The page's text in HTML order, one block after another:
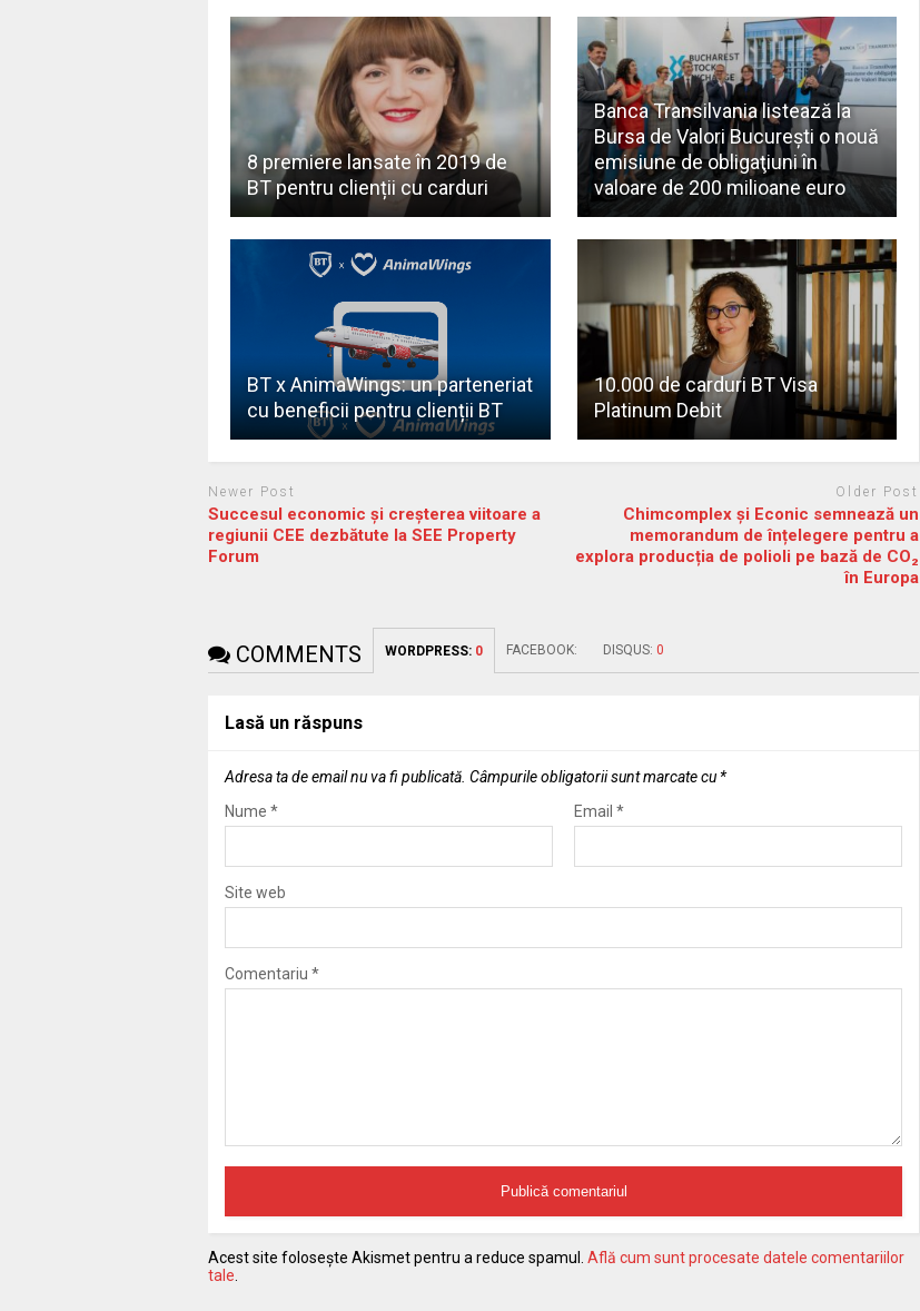
8 premiere lansate în 2019 de
BT pentru clienții cu carduri
Banca Transilvania listează la
Bursa de Valori Bucureşti o nouă
emisiune de obligaţiuni în
valoare de 200 milioane euro
BT x AnimaWings: un parteneriat
cu beneficii pentru clienții BT
10.000 de carduri BT Visa
Platinum Debit
Newer Post
Succesul economic și creșterea viitoare a
regiunii CEE dezbătute la SEE Property
Forum
Older Post
Chimcomplex și Econic semnează un
memorandum de înțelegere pentru a
explora producția de polioli pe bază de CO₂
în Europa
COMMENTS WORDPRESS: 0 FACEBOOK: DISQUS: 0
Lasă un răspuns
Adresa ta de email nu va fi publicată. Câmpurile obligatorii sunt marcate cu *
Nume * Email *
Site web
Comentariu *
Acest site folosește Akismet pentru a reduce spamul. Află cum sunt procesate datele comentariilor
tale